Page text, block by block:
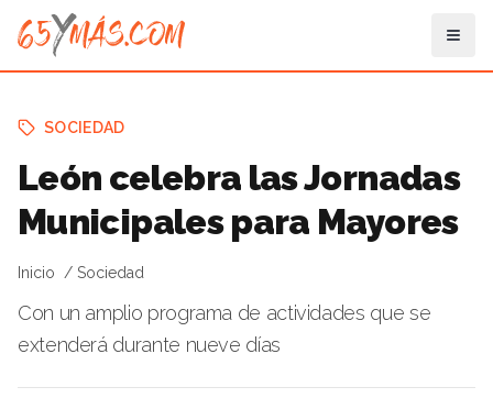
SOCIEDAD
León celebra las Jornadas
Municipales para Mayores
Inicio Sociedad
Con un amplio programa de actividades que se
extenderá durante nueve días